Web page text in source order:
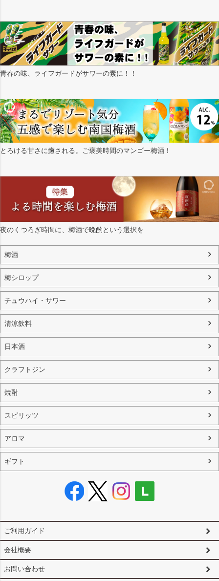
青春の味、ライフガードがサワーの素に！！
とろける甘さに癒される。ご褒美時間のマンゴー梅酒！
夜のくつろぎ時間に、梅酒で晩酌という選択を
梅酒
梅シロップ
チュウハイ・サワー
清涼飲料
日本酒
クラフトジン
焼酎
スピリッツ
アロマ
ギフト
ご利用ガイド
会社概要
お問い合わせ